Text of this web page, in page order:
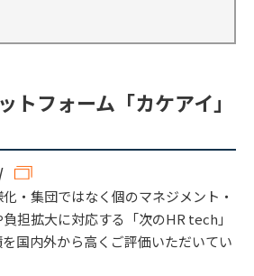
トフォーム「カケアイ」
・集団ではなく個のマネジメント・
担拡大に対応する「次のHR tech」
国内外から高くご評価いただいてい